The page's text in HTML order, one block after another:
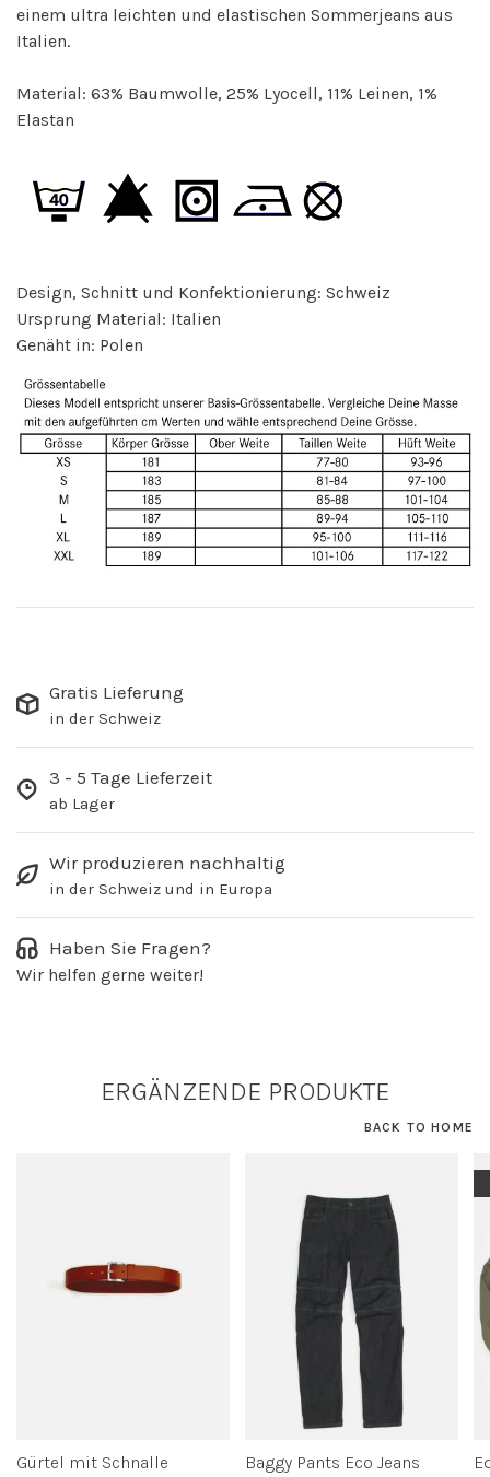
einem ultra leichten und elastischen Sommerjeans aus
Italien.
Material: 63% Baumwolle, 25% Lyocell, 11% Leinen, 1%
Elastan
Design, Schnitt und Konfektionierung: Schweiz
Ursprung Material: Italien
Genäht in: Polen
Gratis Lieferung
in der Schweiz
3 - 5 Tage Lieferzeit
ab Lager
Wir produzieren nachhaltig
in der Schweiz und in Europa
Haben Sie Fragen?
Wir helfen gerne weiter!
ERGÄNZENDE PRODUKTE
BACK TO HOME
Gürtel mit Schnalle Baggy Pants Eco Jeans